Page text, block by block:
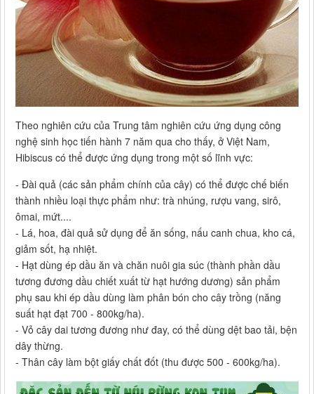
Theo nghiên cứu của Trung tâm nghiên cứu ứng dụng công
nghệ sinh học tiến hành 7 năm qua cho thấy, ở Việt Nam,
Hibiscus có thể được ứng dụng trong một số lĩnh vực:
- Đài quả (các sản phẩm chính của cây) có thể được chế biến
thành nhiều loại thực phẩm như: trà nhúng, rượu vang, sirô,
ômai, mứt....
- Lá, hoa, đài quả sử dụng để ăn sống, nấu canh chua, kho cá,
giảm sốt, hạ nhiệt.
- Hạt dùng ép dầu ăn và chăn nuôi gia súc (thành phần dầu
tương đương dầu chiết xuất từ hạt hướng dương) sản phẩm
phụ sau khi ép dầu dùng làm phân bón cho cây trồng (năng
suất hạt đạt 700 - 800kg/ha).
- Vỏ cây dai tương đương như đay, có thể dùng dệt bao tải, bện
dây thừng.
- Thân cây làm bột giấy chất đốt (thu được 500 - 600kg/ha).